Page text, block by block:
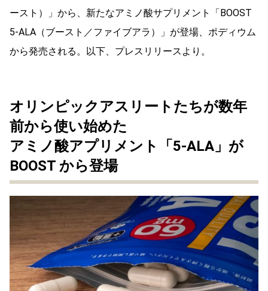
ースト）」から、新たなアミノ酸サプリメント「BOOST
5-ALA（ブースト／ファイブアラ）」が登場、ポディウム
から発売される。以下、プレスリリースより。
オリンピックアスリートたちが数年
前から使い始めた
アミノ酸アプリメント「5-ALA」が
BOOST から登場